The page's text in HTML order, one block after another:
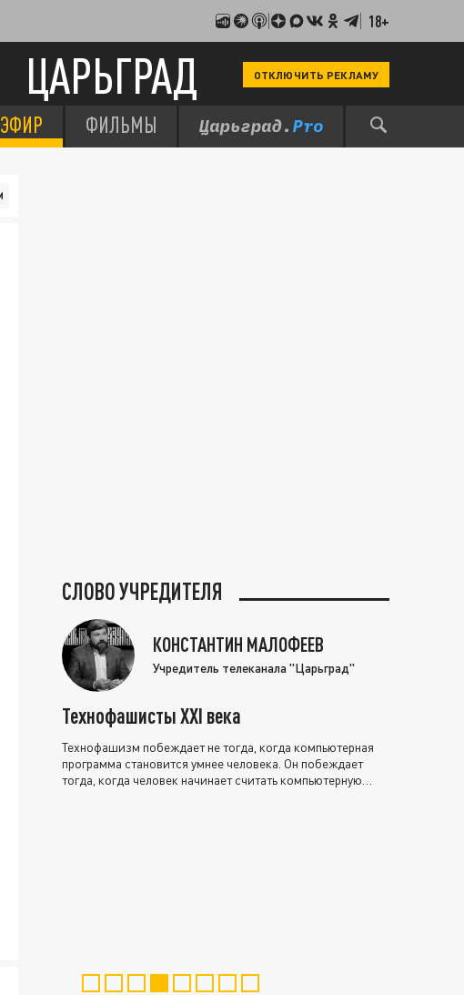
18+
ЦАРЬГРАД ОТКЛЮЧИТЬ РЕКЛАМУ
ЭФИР ФИЛЬМЫ
СЛОВО УЧРЕДИТЕЛЯ
КОНСТАНТИН МАЛОФЕЕВ
Учредитель телеканала "Царьград"
Технофашисты XXI века
Технофашизм побеждает не тогда, когда компьютерная
программа становится умнее человека. Он побеждает
тогда, когда человек начинает считать компьютерную